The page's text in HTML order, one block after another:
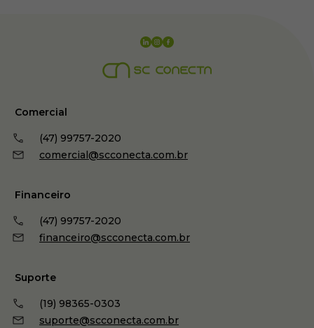
Comercial
(47) 99757-2020
comercial@scconecta.com.br
Financeiro
(47) 99757-2020
financeiro@scconecta.com.br
Suporte
(19) 98365-0303
suporte@scconecta.com.br